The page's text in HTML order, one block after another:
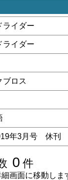
ライダー
ライダー
ブロス
年3月号 休刊
0 件
画面に移動しま